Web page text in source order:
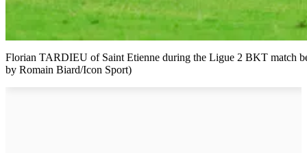
Florian TARDIEU of Saint Etienne during the Ligue 2 BKT match
by Romain Biard/Icon Sport)